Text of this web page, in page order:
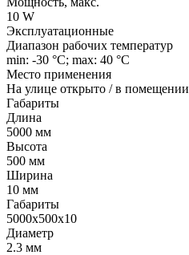
10 W
Эксплуатационные
Диапазон рабочих температур
min: -30 °C; max: 40 °C
Место применения
На улице открыто / в помещении
Габариты
Длина
5000 мм
Высота
500 мм
Ширина
10 мм
Габариты
5000x500x10
Диаметр
2.3 мм